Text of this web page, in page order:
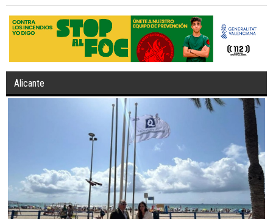
Alicante